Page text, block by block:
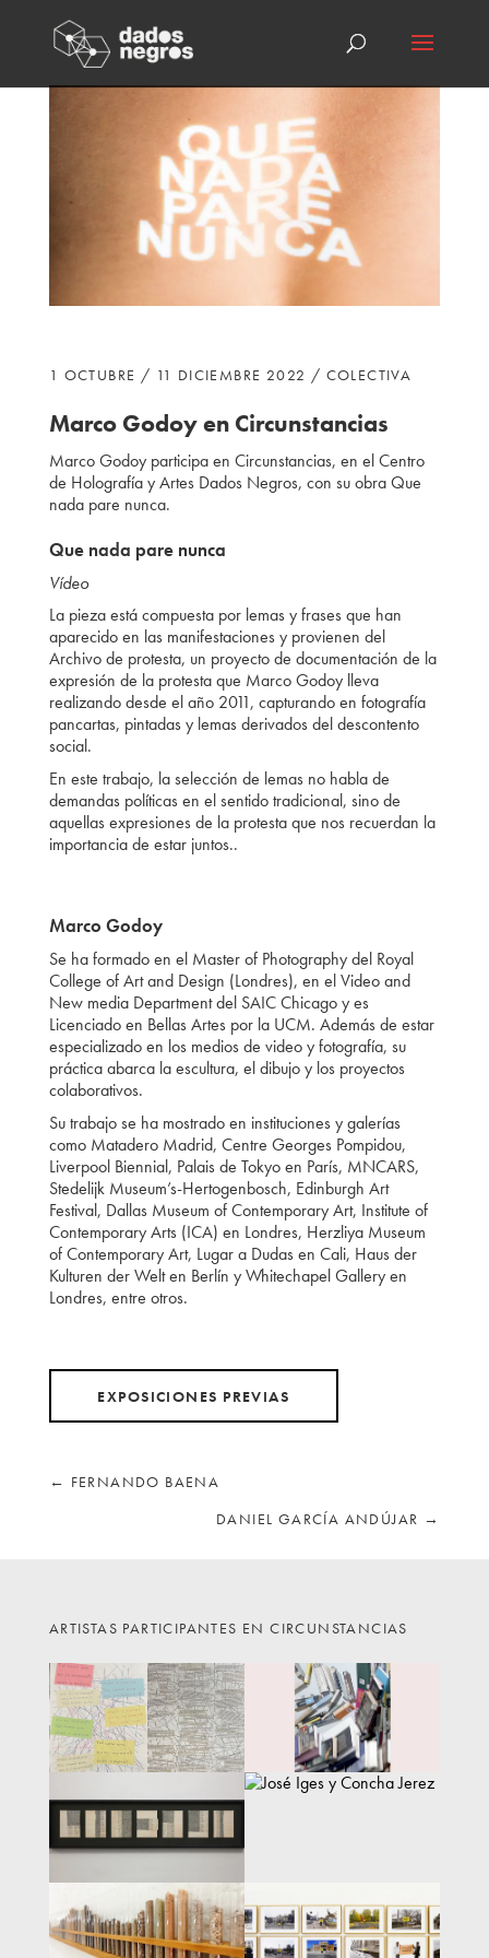
1 OCTUBRE / 11 DICIEMBRE 2022 / COLECTIVA
Marco Godoy en Circunstancias
Marco Godoy participa en Circunstancias, en el Centro
de Holografía y Artes Dados Negros, con su obra Que
nada pare nunca.
Que nada pare nunca
Vídeo
La pieza está compuesta por lemas y frases que han
aparecido en las manifestaciones y provienen del
Archivo de protesta, un proyecto de documentación de la
expresión de la protesta que Marco Godoy lleva
realizando desde el año 2011, capturando en fotografía
pancartas, pintadas y lemas derivados del descontento
social.
En este trabajo, la selección de lemas no habla de
demandas políticas en el sentido tradicional, sino de
aquellas expresiones de la protesta que nos recuerdan la
importancia de estar juntos..
Marco Godoy
Se ha formado en el Master of Photography del Royal
College of Art and Design (Londres), en el Video and
New media Department del SAIC Chicago y es
Licenciado en Bellas Artes por la UCM. Además de estar
especializado en los medios de video y fotografía, su
práctica abarca la escultura, el dibujo y los proyectos
colaborativos.
Su trabajo se ha mostrado en instituciones y galerías
como Matadero Madrid, Centre Georges Pompidou,
Liverpool Biennial, Palais de Tokyo en París, MNCARS,
Stedelijk Museum’s-Hertogenbosch, Edinburgh Art
Festival, Dallas Museum of Contemporary Art, Institute of
Contemporary Arts (ICA) en Londres, Herzliya Museum
of Contemporary Art, Lugar a Dudas en Cali, Haus der
Kulturen der Welt en Berlín y Whitechapel Gallery en
Londres, entre otros.
EXPOSICIONES PREVIAS
← FERNANDO BAENA
DANIEL GARCÍA ANDÚJAR →
ARTISTAS PARTICIPANTES EN CIRCUNSTANCIAS